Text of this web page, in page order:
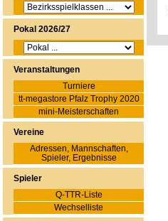
Pokal 2026/27
Veranstaltungen
Turniere
tt-megastore Pfalz Trophy 2020
mini-Meisterschaften
Vereine
Adressen, Mannschaften,
Spieler, Ergebnisse
Spieler
Q-TTR-Liste
Wechselliste